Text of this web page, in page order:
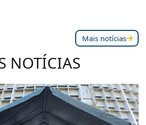
Mais notícias
NOTÍCIAS